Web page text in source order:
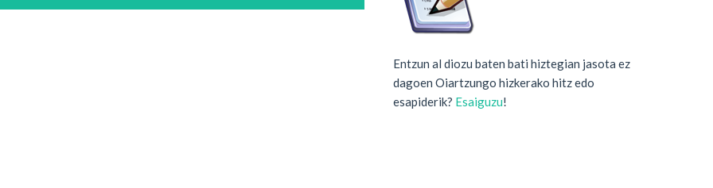
Entzun al diozu baten bati hiztegian jasota ez
dagoen Oiartzungo hizkerako hitz edo
esapiderik? Esaiguzu!